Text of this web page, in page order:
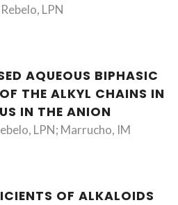
LPN
AQUEOUS BIPHASIC
THE ALKYL CHAINS IN
IN THE ANION
LPN; Marrucho, IM
OF ALKALOIDS